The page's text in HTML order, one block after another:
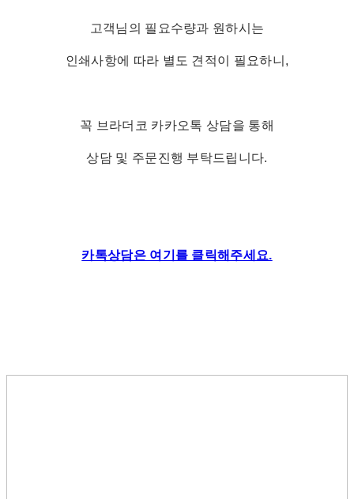
고객님의 필요수량과 원하시는
인쇄사항에 따라 별도 견적이 필요하니,
꼭 브라더코 카카오톡 상담을 통해
상담 및 주문진행 부탁드립니다.
카톡상담은 여기를 클릭해주세요.